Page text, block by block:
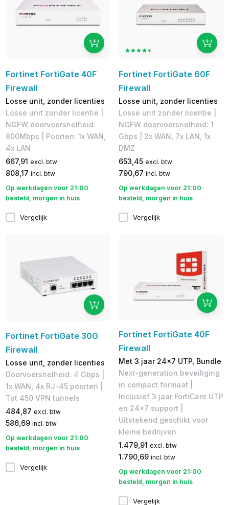
Fortinet FortiGate 40F
Firewall
Losse unit, zonder licenties
Losse unit zonder licentie |
NGFW doorvoersnelheid:
800Mbps | Poorten: 1x WAN,
4x LAN
667,91 excl. btw
808,17 incl. btw
Op werkdagen voor 21:00
besteld, morgen in huis
Vergelijk
Fortinet FortiGate 60F
Firewall
Losse unit, zonder licenties
Losse unit zonder licentie |
NGFW doorvoersnelheid: 1
Gbps | 2x WAN, 7x LAN, 1x
DMZ
653,45 excl. btw
790,67 incl. btw
Op werkdagen voor 21:00
besteld, morgen in huis
Vergelijk
Fortinet FortiGate 30G
Firewall
Losse unit, zonder licenties
Doorvoersnelheid: 4 Gbps |
1x WAN, 4x RJ-45 poorten |
Tot 450 VPN tunnels
484,87 excl. btw
586,69 incl. btw
Op werkdagen voor 21:00
besteld, morgen in huis
Vergelijk
Fortinet FortiGate 40F
Firewall
Met 3 jaar 24x7 UTP, Bundle
Next-generation beveiliging
in compact formaat |
Inclusief 3 jaar FortiCare UTP
en 24x7 support |
Uitstekend geschikt voor
kleine bedrijven
1.479,91 excl. btw
1.790,69 incl. btw
Op werkdagen voor 21:00
besteld, morgen in huis
Vergelijk